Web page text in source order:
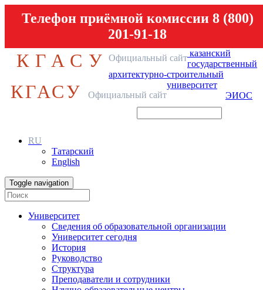
Телефон приёмной комиссии 8 (800)
201-91-18
КГАСУ Официальный сайт казанский
государственный
архитектурно-строительный
университет
КГАСУ Официальный сайт ЭИОС
RU
Татарский
English
Toggle navigation
Университет
Сведения об образовательной организации
Университет сегодня
История
Руководство
Структура
Преподаватели и сотрудники